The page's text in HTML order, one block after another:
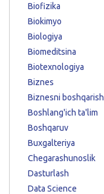
Biofizika
Biokimyo
Biologiya
Biomeditsina
Biotexnologiya
Biznes
Biznesni boshqarish
Boshlang'ich ta'lim
Boshqaruv
Buxgalteriya
Chegarashunoslik
Dasturlash
Data Science